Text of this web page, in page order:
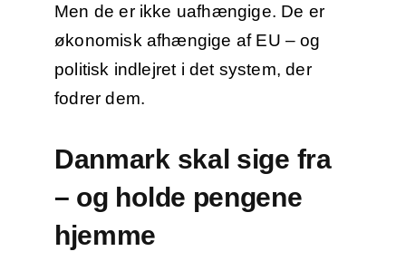
Men de er ikke uafhængige. De er
økonomisk afhængige af EU – og
politisk indlejret i det system, der
fodrer dem.
Danmark skal sige fra
– og holde pengene
hjemme